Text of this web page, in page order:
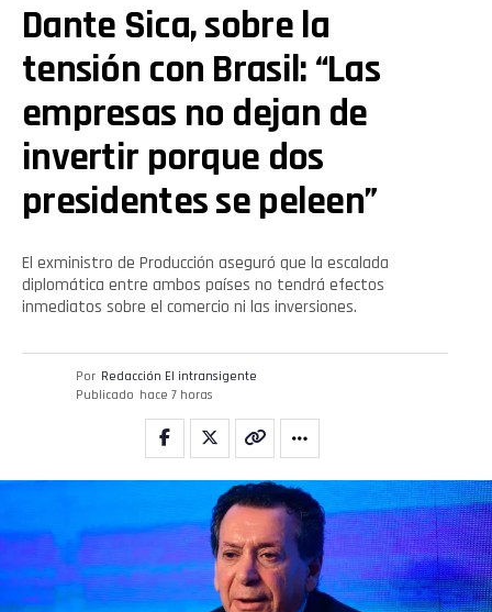
Dante Sica, sobre la
tensión con Brasil: “Las
empresas no dejan de
invertir porque dos
presidentes se peleen”
El exministro de Producción aseguró que la escalada
diplomática entre ambos países no tendrá efectos
inmediatos sobre el comercio ni las inversiones.
Por Redacción El intransigente
Publicado hace 7 horas